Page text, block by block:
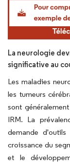
La neurologie
significative au
Les maladies
les tumeurs
sont
IRM. La
demande
croissance du
et le